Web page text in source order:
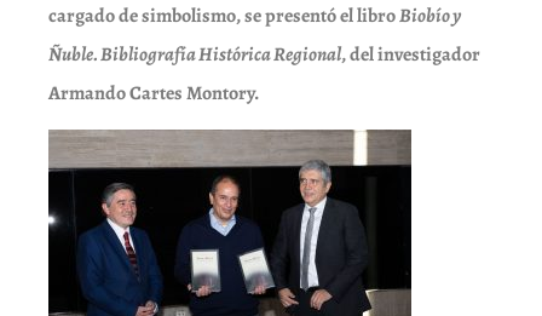
cargado de simbolismo, se presentó el libroBiobío y
Ñuble. Bibliografía Histórica Regional, del investigador
Armando Cartes Montory.